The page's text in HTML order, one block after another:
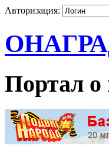
Авторизация:
Портал о